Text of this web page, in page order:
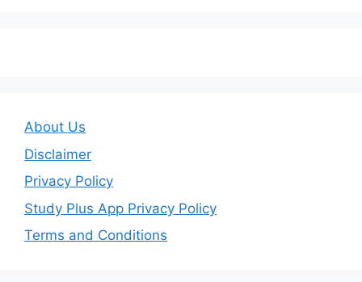
About Us
Disclaimer
Privacy Policy
Study Plus App Privacy Policy
Terms and Conditions